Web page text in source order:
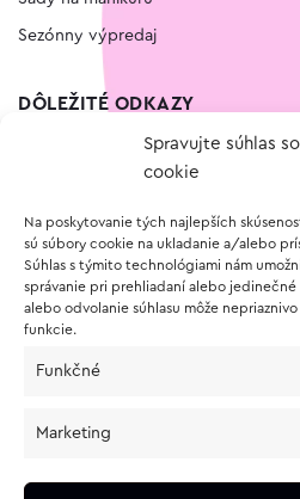
Spravujte súhlas
cookie
Na poskytovanie tých najlepších
sú súbory cookie na ukladanie a/alebo
Súhlas s týmito technológiami nám
správanie pri prehliadaní alebo jedinečné
alebo odvolanie súhlasu môže
funkcie.
Funkčné
Marketing
Sezónny výpredaj
DÔLEŽITÉ ODKAZY
Vernostný program
O NÁKUPE
Vrátenie a reklamácia tovaru